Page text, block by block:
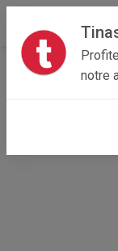
notre
Accueil